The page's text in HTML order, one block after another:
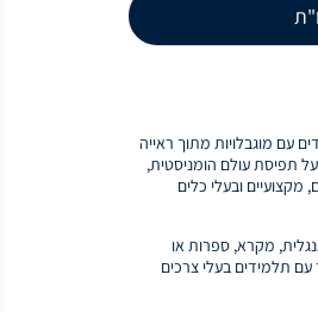
עם מוגבלויות מתוך ראייה
תפיסת עולם הומניסטית,
מקצועיים ובעלי כלים
מקרא, ספרות או
עם תלמידים בעלי צרכים